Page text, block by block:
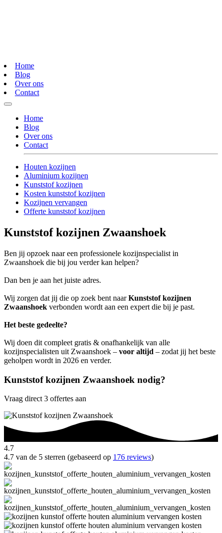
Home
Blog
Over ons
Contact
Home
Blog
Over ons
Contact
Houten kozijnen
Aluminium kozijnen
Kunststof kozijnen
Kosten kunststof kozijnen
Kozijnen vervangen
Offerte kunststof kozijnen
Kunststof kozijnen Zwaanshoek
Ben jij opzoek naar een professionele kozijnspecialist in
Zwaanshoek die bij jou verder kan helpen?
Dan ben je aan het juiste adres.
Wij zorgen dat jij die op zoek bent naarKunststof kozijnen
Zwaanshoek verbonden wordt aan een expert die bij je past.
Het beste gedeelte?
Wij doen dit compleet gratis & onafhankelijk van alle
kozijnspecialisten uit Zwaanshoek – voor altijd – zodat jij het beste
geholpen wordt in 2026 en verder.
Kunststof kozijnen Zwaanshoek nodig?
Vraag direct 3 offertes aan
4.7
4.7 van de 5 sterren (gebaseerd op 176 reviews)